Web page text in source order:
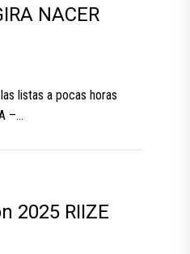
NACER
listas a pocas horas
–...
2025 RIIZE